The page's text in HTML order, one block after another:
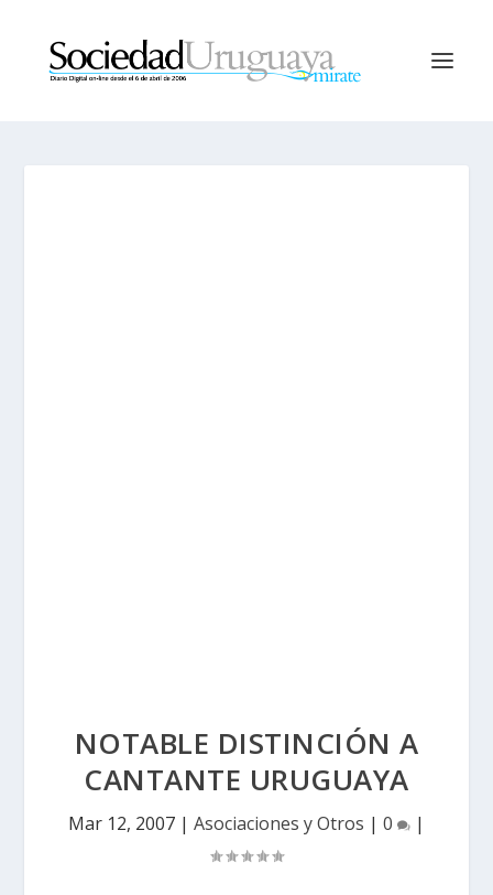
NOTABLE DISTINCIÓN A
CANTANTE URUGUAYA
Mar 12, 2007 | Asociaciones y Otros | 0 |